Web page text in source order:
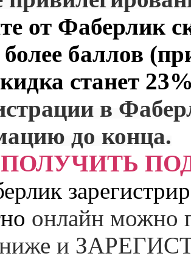
от Фаберлик
баллов
станет
в
до конца.
ПОЛУЧИТЬ
онлайн можно
и